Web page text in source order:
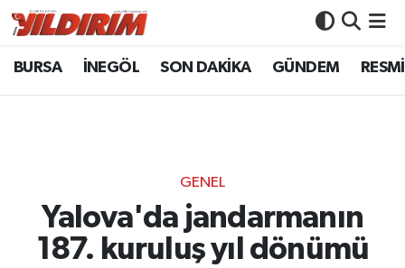
BURSA İNEGÖL SON DAKİKA GÜNDEM
GENEL
Yalova'da jandarmanın
187. kuruluş yıl dönümü
BURSA
GÜNDEM
RESMİ İLANLAR
Bursa Nöbetçi Eczaneler
Bursa Trafik Yoğunluk Haritası
Süper Lig Puan Durumu ve Fikstür